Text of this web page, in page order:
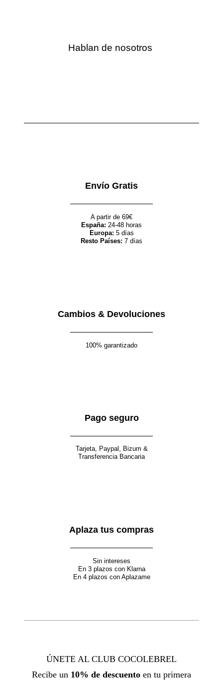
Hablan de nosotros
Envío Gratis
A partir de 69€
España: 24-48 horas
Europa: 5 días
Resto Países: 7 días
Cambios & Devoluciones
100% garantizado
Pago seguro
Tarjeta, Paypal, Bizum &
Transferencia Bancaria
Aplaza tus compras
Sin intereses
En 3 plazos con Klarna
En 4 plazos con Aplazame
ÚNETE AL CLUB COCOLEBREL
Recibe un 10% de descuento en tu primera